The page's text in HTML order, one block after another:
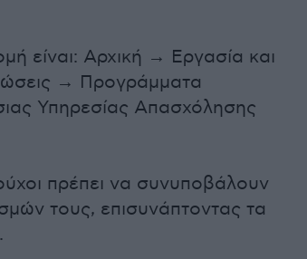
είναι: Αρχική → Εργασία και
→ Προγράμματα
Υπηρεσίας Απασχόλησης
πρέπει να συνυποβάλουν
τους, επισυνάπτοντας τα